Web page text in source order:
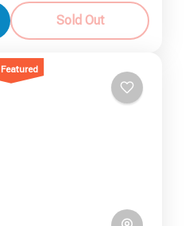
Sold Out
Featured